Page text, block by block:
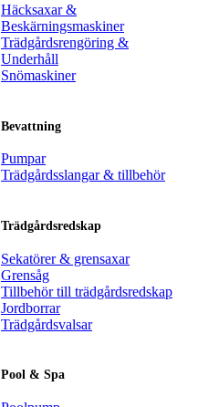
Häcksaxar &
Beskärningsmaskiner
Trädgårdsrengöring &
Underhåll
Snömaskiner
Bevattning
Pumpar
Trädgårdsslangar & tillbehör
Trädgårdsredskap
Sekatörer & grensaxar
Grensåg
Tillbehör till trädgårdsredskap
Jordborrar
Trädgårdsvalsar
Pool & Spa